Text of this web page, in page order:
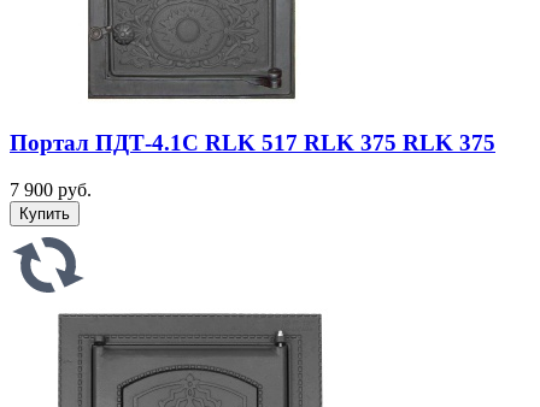
Портал ПДТ-4.1С RLK 517 RLK 375 RLK 375
7 900 руб.